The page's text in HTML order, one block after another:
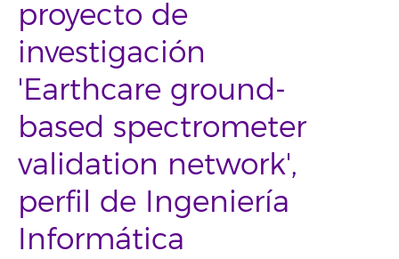
proyecto de
investigación
'Earthcare ground-
based spectrometer
validation network',
perfil de Ingeniería
Informática